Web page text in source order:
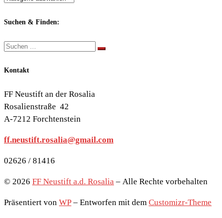
Themen:
Suchen & Finden:
Suche
Suchen …
Kontakt
FF Neustift an der Rosalia
Rosalienstraße 42
A-7212 Forchtenstein
ff.neustift.rosalia@gmail.com
02626 / 81416
© 2026 FF Neustift a.d. Rosalia – Alle Rechte vorbehalten
Präsentiert von WP – Entworfen mit dem Customizr-Theme